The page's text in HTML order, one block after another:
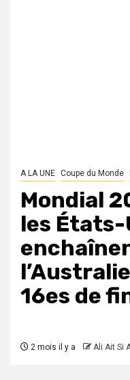
A LA UNE Coupe du Monde
Mondial
les États-
16es de
2 mois il y a Ali Ait Si